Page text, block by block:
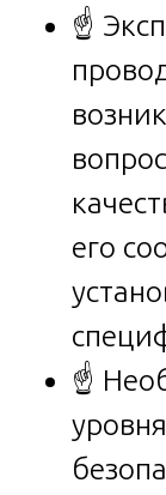
☝️
его
☝️